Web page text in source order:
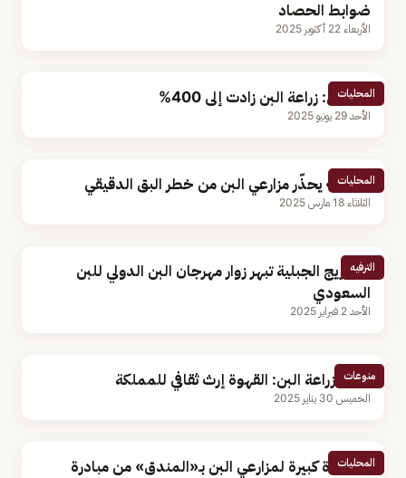
ضوابط الحصاد
الأربعاء 22 أكتوبر 2025
المحليات
مختص: زراعة البن زادت إلى 400%
الأحد 29 يونيو 2025
المحليات
«وقاء» يحذّر مزارعي البن من خطر البق الدقيقي
الثلاثاء 18 مارس 2025
الترفيه
الأهازيج الجبلية تبهر زوار مهرجان البن الدولي للبن
السعودي
الأحد 2 فبراير 2025
منوعات
خبير بزراعة البن: القهوة إرث ثقافي للمملكة
الخميس 30 يناير 2025
المحليات
استفادة كبيرة لمزارعي البن بـ«المندق» من مبادرة